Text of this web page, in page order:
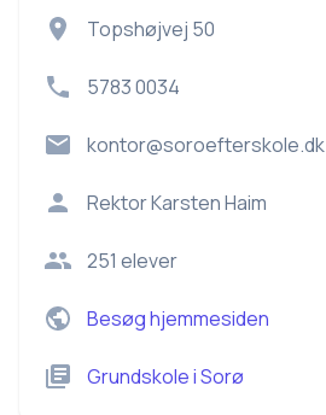
Topshøjvej 50
5783 0034
kontor@soroefterskole.dk
RektorKarsten Haim
251 elever
Besøg hjemmesiden
GrundskoleiSorø